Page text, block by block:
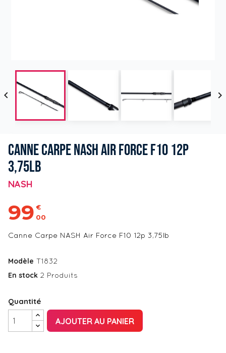
 
CANNE CARPE NASH AIR FORCE F10 12P
3,75LB
NASH
99 €
00
Canne Carpe NASH Air Force F10 12p 3,75lb
Modèle T1832
En stock 2 Produits
Quantité
AJOUTER AU PANIER